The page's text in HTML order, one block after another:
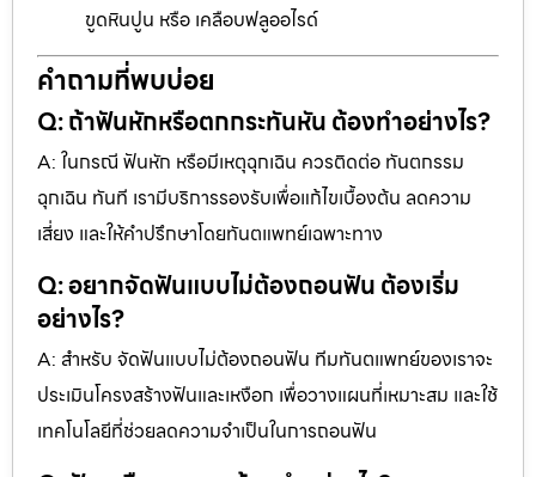
ขูดหินปูน หรือ เคลือบฟลูออไรด์
คำถามที่พบบ่อย
Q: ถ้าฟันหักหรือตกกระทันหัน ต้องทำอย่างไร?
A: ในกรณี ฟันหัก หรือมีเหตุฉุกเฉิน ควรติดต่อ ทันตกรรม
ฉุกเฉิน ทันที เรามีบริการรองรับเพื่อแก้ไขเบื้องต้น ลดความ
เสี่ยง และให้คำปรึกษาโดยทันตแพทย์เฉพาะทาง
Q: อยากจัดฟันแบบไม่ต้องถอนฟัน ต้องเริ่ม
อย่างไร?
A: สำหรับ จัดฟันแบบไม่ต้องถอนฟัน ทีมทันตแพทย์ของเราจะ
ประเมินโครงสร้างฟันและเหงือก เพื่อวางแผนที่เหมาะสม และใช้
เทคโนโลยีที่ช่วยลดความจำเป็นในการถอนฟัน